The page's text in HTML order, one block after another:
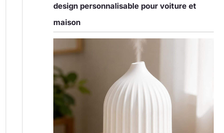
design personnalisable pour voiture et
maison